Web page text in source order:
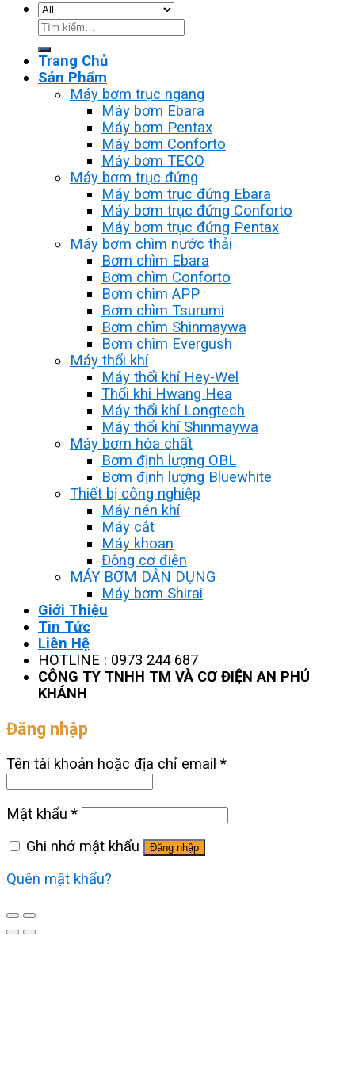
Tìm
Trang Chủ
Sản Phẩm
Máy bơm trục ngang
Máy bơm Ebara
Máy bơm Pentax
Máy bơm Conforto
Máy bơm TECO
Máy bơm trục đứng
Máy bơm trục đứng Ebara
Máy bơm trục đứng Conforto
Máy bơm trục đứng Pentax
Máy bơm chìm nước thải
Bơm chìm Ebara
Bơm chìm Conforto
Bơm chìm APP
Bơm chìm Tsurumi
Bơm chìm Shinmaywa
Bơm chìm Evergush
Máy thổi khí
Máy thổi khí Hey-Wel
Thổi khí Hwang Hea
Máy thổi khí Longtech
Máy thổi khí Shinmaywa
Máy bơm hóa chất
Bơm định lượng OBL
Bơm định lượng Bluewhite
Thiết bị công nghiệp
Máy nén khí
Máy cắt
Máy khoan
Động cơ điện
MÁY BƠM DÂN DỤNG
Máy bơm Shirai
Giới Thiệu
Tin Tức
Liên Hệ
HOTLINE : 0973 244 687
CÔNG TY TNHH TM VÀ CƠ ĐIỆN AN PHÚ
KHÁNH
Đăng nhập
Tên tài khoản hoặc địa chỉ email *
Mật khẩu *
Ghi nhớ mật khẩu
Đăng nhập
Quên mật khẩu?